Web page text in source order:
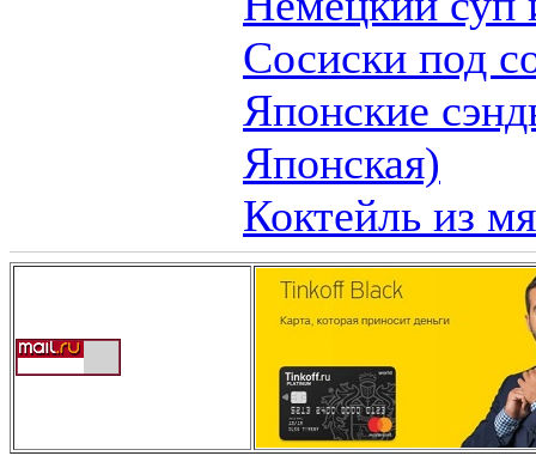
Сосиски под
Японские
Японская)
Коктейль из